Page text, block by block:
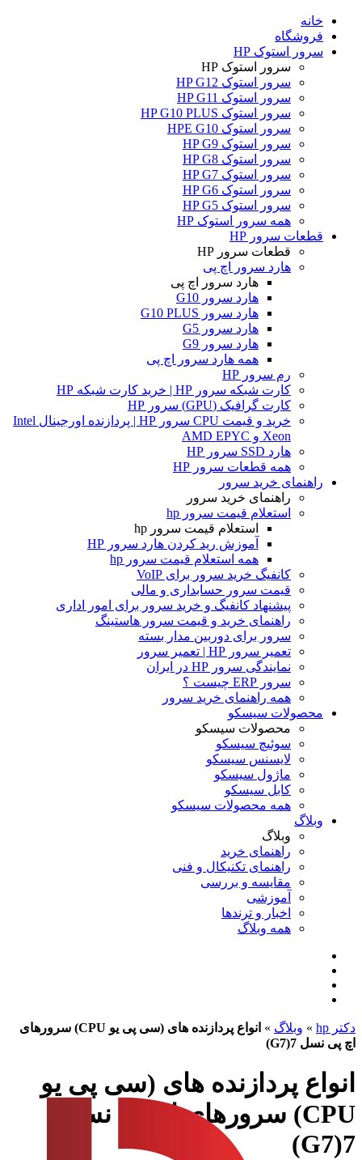
خانه
فروشگاه
سرور استوک HP
سرور استوک HP
سرور استوک HP G12
سرور استوک HP G11
سرور استوک HP G10 PLUS
سرور استوک HPE G10
سرور استوک HP G9
سرور استوک HP G8
سرور استوک HP G7
سرور استوک HP G6
سرور استوک HP G5
همه سرور استوک HP
قطعات سرور HP
قطعات سرور HP
هارد سرور اچ پی
هارد سرور اچ پی
هارد سرور G10
هارد سرور G10 PLUS
هارد سرور G5
هارد سرور G9
همه هارد سرور اچ پی
رم سرور HP
کارت شبکه سرور HP | خرید کارت شبکه HP
کارت گرافیک (GPU) سرور HP
خرید و قیمت CPU سرور HP | پردازنده اورجینال Intel
Xeon و AMD EPYC
هارد SSD سرور HP
همه قطعات سرور HP
راهنمای خرید سرور
راهنمای خرید سرور
استعلام قیمت سرور hp
استعلام قیمت سرور hp
آموزش ريد كردن هارد سرور HP
همه استعلام قیمت سرور hp
کانفیگ خرید سرور برای VoIP
قیمت سرور حسابداری و مالی
پیشنهاد کانفیگ و خرید سرور برای امور اداری
راهنمای خرید و قیمت سرور هاستینگ
سرور برای دوربین مدار بسته
تعمیر سرور HP | تعمیر سرور
نمایندگی سرور HP در ایران
سرور ERP چیست ؟
همه راهنمای خرید سرور
محصولات سیسکو
محصولات سیسکو
سوئیچ سیسکو
لایسنس سیسکو
ماژول سیسکو
کابل سیسکو
همه محصولات سیسکو
وبلاگ
وبلاگ
راهنمای خرید
راهنمای تکنیکال و فنی
مقایسه و بررسی
آموزشی
اخبار و ترندها
همه وبلاگ
دکتر hp » وبلاگ »
انواع پردازنده های (سی پی یو CPU) سرورهای
اچ پی نسل 7(G7)
انواع پردازنده های (سی پی یو
CPU) سرورهای اچ پی نسل
7(G7)